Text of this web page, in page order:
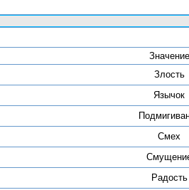
Значение
Злость
Язычок
Смех
Радость